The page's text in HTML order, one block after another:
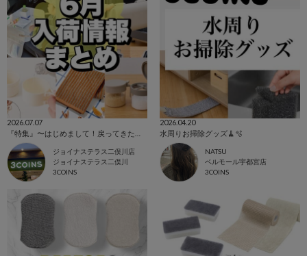
2026.07.07
ジョイナステラス二俣川店
ジョイナステラス二俣川
3COINS
2026.04.20
水周りお掃除グッズ🧹🫧
NATSU
ベルモール宇都宮店
3COINS